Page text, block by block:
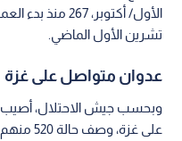
الأول/ أكتوبر،
تشرين الأول الماضي.
عدوان متواصل على غزة